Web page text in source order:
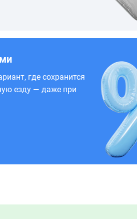
где сохранится
езду — даже при